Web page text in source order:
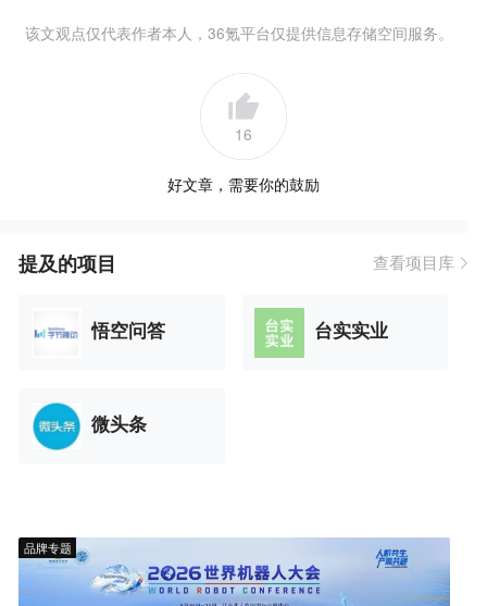
该文观点仅代表作者本人，36氪平台仅提供信息存储空间服务。
16
好文章，需要你的鼓励
提及的项目 查看项目库
悟空问答 台实实业
微头条
品牌专题